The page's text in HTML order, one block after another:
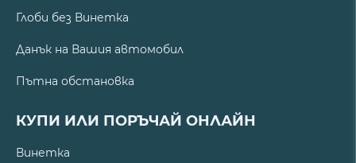
Глоби без Винетка
Данък на Вашия автомобил
Пътна обстановка
КУПИ ИЛИ ПОРЪЧАЙ ОНЛАЙН
Винетка